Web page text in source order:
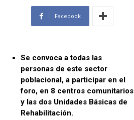
Facebook
Se convoca a todas las
personas de este sector
poblacional, a participar en el
foro, en 8 centros comunitarios
y las dos Unidades Básicas de
Rehabilitación.